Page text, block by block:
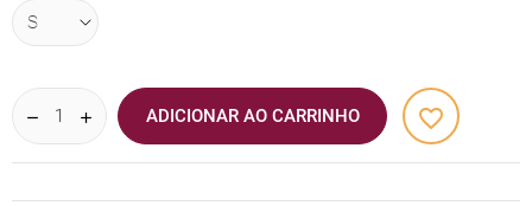
ADICIONAR AO CARRINHO favorite_border